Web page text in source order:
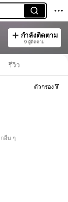
กำลังติดตาม
9 ผู้ติดตาม
รีวิว
ตัวกรอง
อื่น ๆ